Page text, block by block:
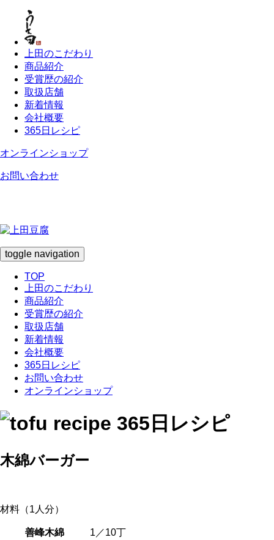
上田のこだわり
商品紹介
受賞歴の紹介
取扱店舗
新着情報
会社概要
365日レシピ
オンラインショップ
お問い合わせ
toggle navigation
TOP
上田のこだわり
商品紹介
受賞歴の紹介
取扱店舗
新着情報
会社概要
365日レシピ
お問い合わせ
オンラインショップ
木綿バーガー
材料（1人分）
善峰木綿
1／10丁